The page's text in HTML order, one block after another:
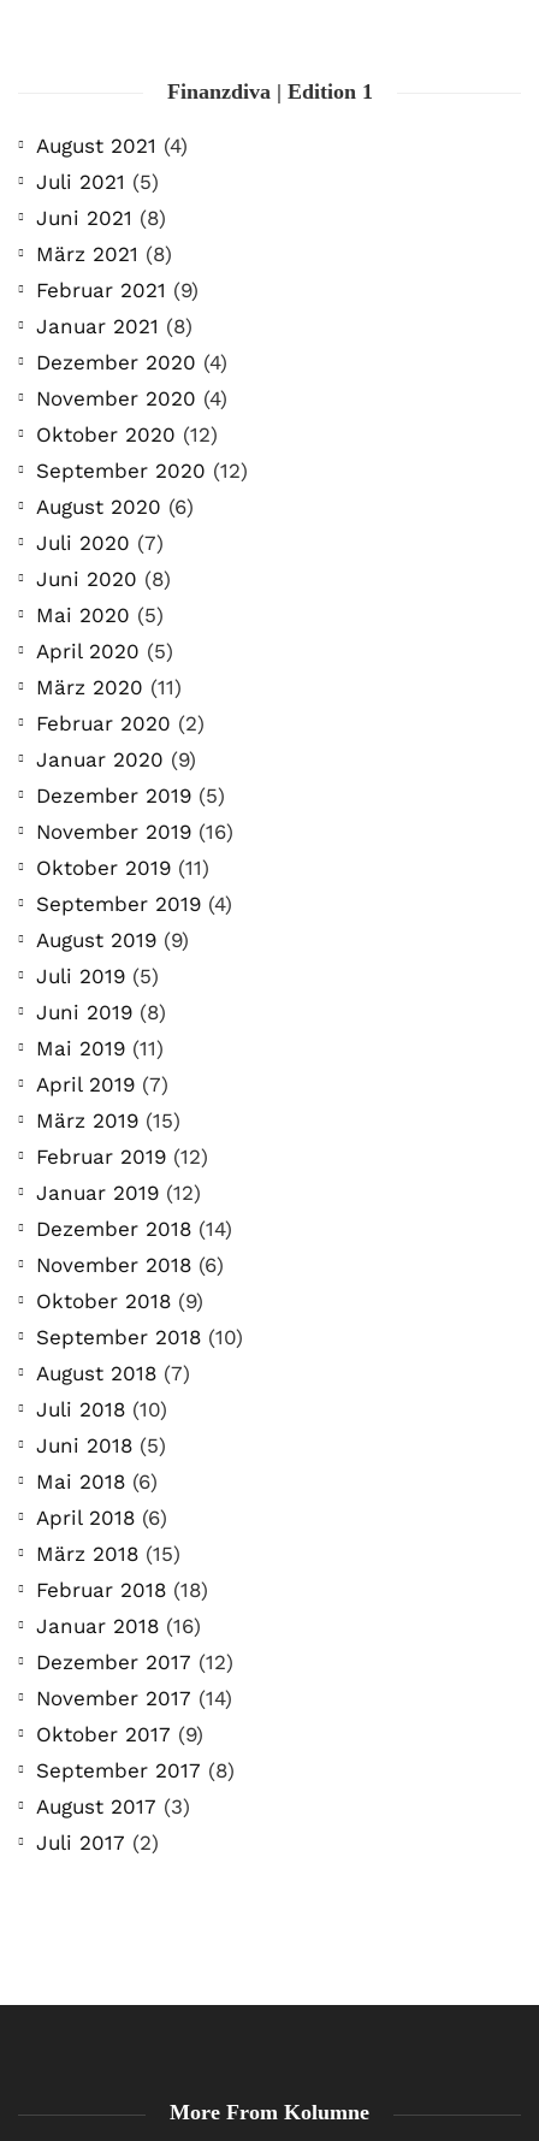
Finanzdiva | Edition 1
August 2021 (4)
Juli 2021 (5)
Juni 2021 (8)
März 2021 (8)
Februar 2021 (9)
Januar 2021 (8)
Dezember 2020 (4)
November 2020 (4)
Oktober 2020 (12)
September 2020 (12)
August 2020 (6)
Juli 2020 (7)
Juni 2020 (8)
Mai 2020 (5)
April 2020 (5)
März 2020 (11)
Februar 2020 (2)
Januar 2020 (9)
Dezember 2019 (5)
November 2019 (16)
Oktober 2019 (11)
September 2019 (4)
August 2019 (9)
Juli 2019 (5)
Juni 2019 (8)
Mai 2019 (11)
April 2019 (7)
März 2019 (15)
Februar 2019 (12)
Januar 2019 (12)
Dezember 2018 (14)
November 2018 (6)
Oktober 2018 (9)
September 2018 (10)
August 2018 (7)
Juli 2018 (10)
Juni 2018 (5)
Mai 2018 (6)
April 2018 (6)
März 2018 (15)
Februar 2018 (18)
Januar 2018 (16)
Dezember 2017 (12)
November 2017 (14)
Oktober 2017 (9)
September 2017 (8)
August 2017 (3)
Juli 2017 (2)
More From Kolumne